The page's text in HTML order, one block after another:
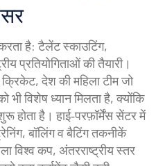
है: टैलेंट स्काउटिंग,
प्रतियोगिताओं की तैयारी।
क्रिकेट,देश की महिला टीम जो
भी विशेष ध्यान मिलता है, क्योंकि
होता है। हाई‑परफ़ॉर्मेंस सेंटर में
बॉलिंग व बैटिंग तकनीकें
विश्व कप, अंतरराष्ट्रीय स्तर